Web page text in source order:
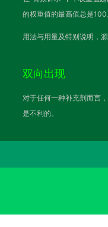
的权重值的最高值总是100
用法与用量及特别说明，
双向出现
对于任何一种补充剂而言
是不利的。